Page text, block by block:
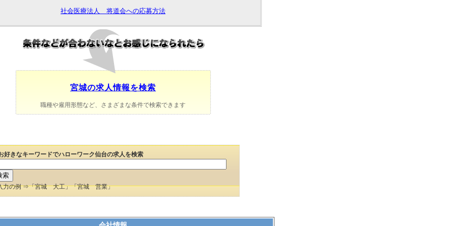
社会医療法人 将道会への応募方法
宮城の求人情報を検索
職種や雇用形態など、さまざまな条件で検索できます
好きなキーワードでハローワーク仙台の求人を検索
力の例 ⇒「宮城 大工」「宮城 営業」